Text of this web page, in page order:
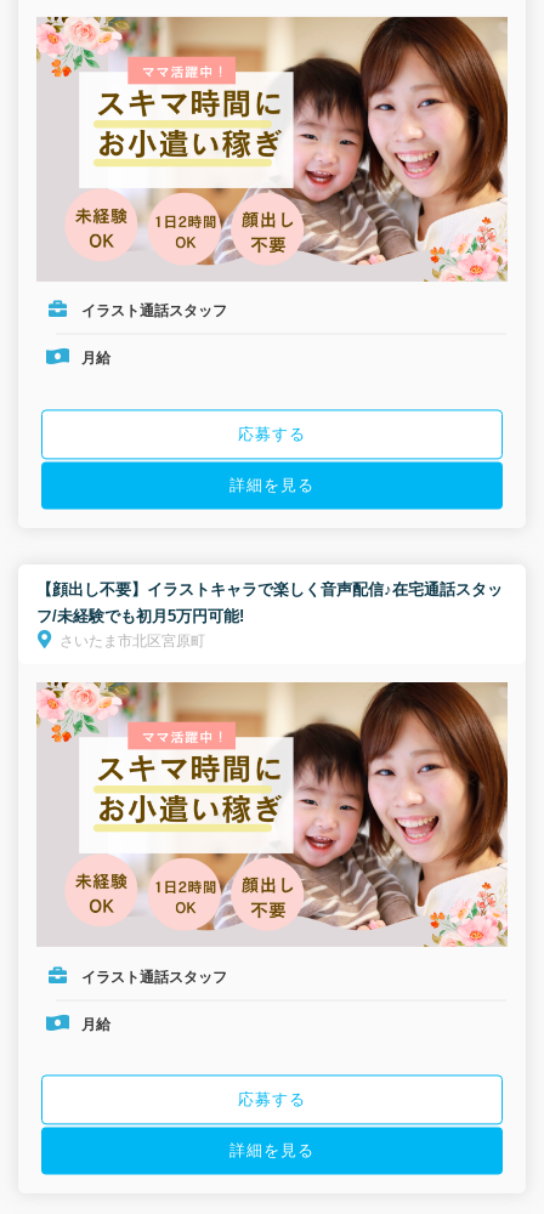
イラスト通話スタッフ
月給
応募する
詳細を見る
【顔出し不要】イラストキャラで楽しく音声配信♪在宅通話スタッ
フ/未経験でも初月5万円可能!
さいたま市北区宮原町
イラスト通話スタッフ
月給
応募する
詳細を見る